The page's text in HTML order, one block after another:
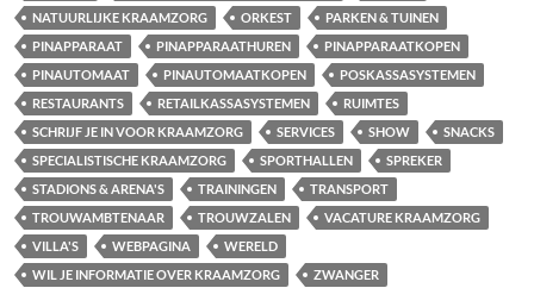
NATUURLIJKE KRAAMZORG
ORKEST
PARKEN & TUINEN
PINAPPARAAT
PINAPPARAATHUREN
PINAPPARAATKOPEN
PINAUTOMAAT
PINAUTOMAATKOPEN
POSKASSASYSTEMEN
RESTAURANTS
RETAILKASSASYSTEMEN
RUIMTES
SCHRIJF JE IN VOOR KRAAMZORG
SERVICES SHOW
SNACKS
SPECIALISTISCHE KRAAMZORG
SPORTHALLEN
SPREKER
STADIONS & ARENA'S
TRAININGEN
TRANSPORT
TROUWAMBTENAAR
TROUWZALEN
VACATURE KRAAMZORG
VILLA'S
WEBPAGINA
WERELD
WIL JE INFORMATIE OVER KRAAMZORG
ZWANGER